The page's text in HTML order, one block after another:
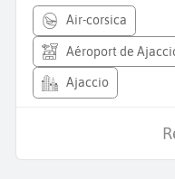
air-corsica
Aéroport de
Ajaccio